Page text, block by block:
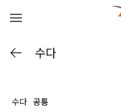
수다
수다 공통